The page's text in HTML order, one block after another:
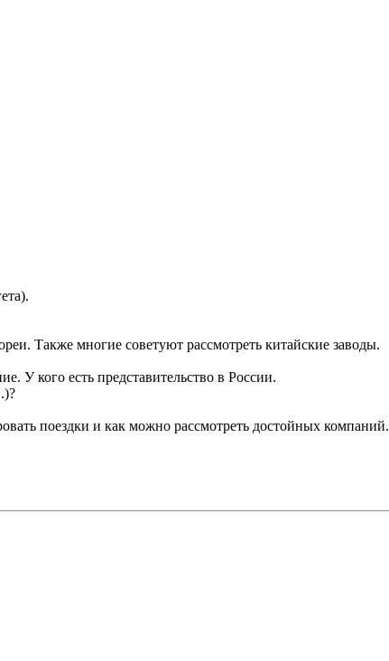
Также многие советуют рассмотреть китайские заводы.
У кого есть представительство в России.
поездки и как можно рассмотреть достойных компаний.